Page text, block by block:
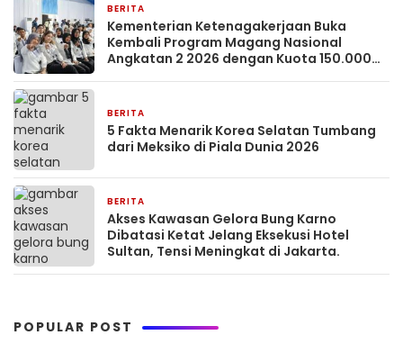
BERITA
Kementerian Ketenagakerjaan Buka
Kembali Program Magang Nasional
Angkatan 2 2026 dengan Kuota 150.000
BERITA
5 Fakta Menarik Korea Selatan Tumbang
dari Meksiko di Piala Dunia 2026
BERITA
Akses Kawasan Gelora Bung Karno
Dibatasi Ketat Jelang Eksekusi Hotel
Sultan, Tensi Meningkat di Jakarta.
POPULAR POST